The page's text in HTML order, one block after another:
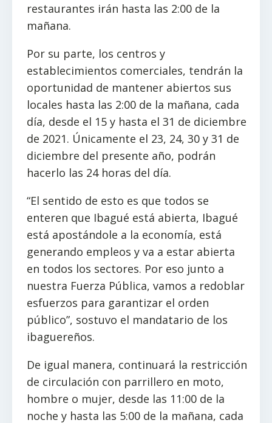
restaurantes irán hasta las 2:00 de la
mañana.
Por su parte, los centros y
establecimientos comerciales, tendrán la
oportunidad de mantener abiertos sus
locales hasta las 2:00 de la mañana, cada
día, desde el 15 y hasta el 31 de diciembre
de 2021. Únicamente el 23, 24, 30 y 31 de
diciembre del presente año, podrán
hacerlo las 24 horas del día.
“El sentido de esto es que todos se
enteren que Ibagué está abierta, Ibagué
está apostándole a la economía, está
generando empleos y va a estar abierta
en todos los sectores. Por eso junto a
nuestra Fuerza Pública, vamos a redoblar
esfuerzos para garantizar el orden
público”, sostuvo el mandatario de los
ibaguereños.
De igual manera, continuará la restricción
de circulación con parrillero en moto,
hombre o mujer, desde las 11:00 de la
noche y hasta las 5:00 de la mañana, cada